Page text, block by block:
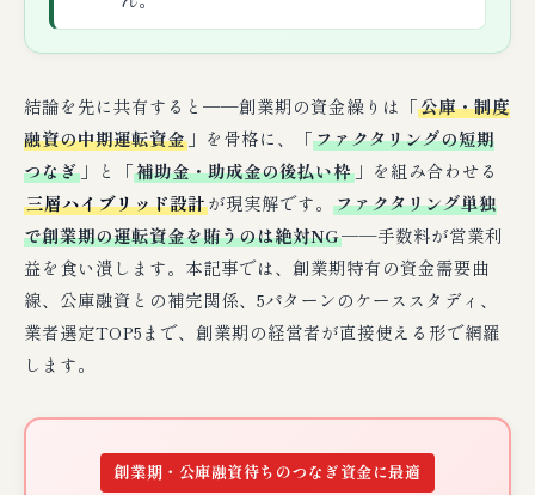
結論を先に共有すると──創業期の資金繰りは「公庫・制度
融資の中期運転資金 」を骨格に、「ファクタリングの短期
つなぎ 」と「補助金・助成金の後払い枠」を組み合わせる
三層ハイブリッド設計が現実解です。 ファクタリング単独
で創業期の運転資金を賄うのは絶対NG──手数料が営業利
益を食い潰します。本記事では、創業期特有の資金需要曲
線、公庫融資との補完関係、5パターンのケーススタディ、
業者選定TOP5まで、創業期の経営者が直接使える形で網羅
します。
創業期・公庫融資待ちのつなぎ資金に最適